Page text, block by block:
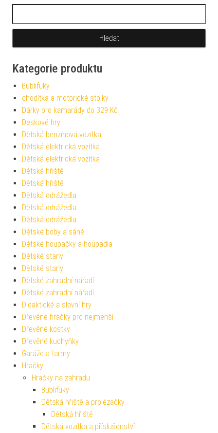
Kategorie produktu
Bublifuky
chodítka a motorické stolky
Dárky pro kamarády do 329 Kč
Deskové hry
Dětská benzínová vozítka
Dětská elektrická vozítka
Dětská elektrická vozítka
Dětská hřiště
Dětská hřiště
Dětská odrážedla
Dětská odrážedla
Dětská odrážedla
Dětské boby a sáně
Dětské houpačky a houpadla
Dětské stany
Dětské stany
Dětské zahradní nářadí
Dětské zahradní nářadí
Didaktické a slovní hry
Dřevěné hračky pro nejmenší
Dřevěné kostky
Dřevěné kuchyňky
Garáže a farmy
Hračky
Hračky na zahradu
Bublifuky
Dětská hřiště a prolézačky
Dětská hřiště
Dětská vozítka a příslušenství